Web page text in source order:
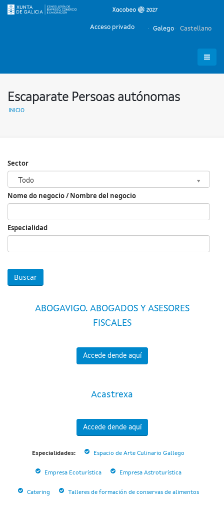
Galego Castellano
Acceso privado
Escaparate Persoas autónomas
INICIO
Sector
Todo
Sector
Nome do negocio / Nombre del negocio
Especialidad
ABOGAVIGO. ABOGADOS Y ASESORES
FISCALES
Accede dende aquí
Acastrexa
Accede dende aquí
Especialidades: Espacio de Arte Culinario Gallego
Empresa Ecoturística Empresa Astroturística
Catering Talleres de formación de conservas de alimentos